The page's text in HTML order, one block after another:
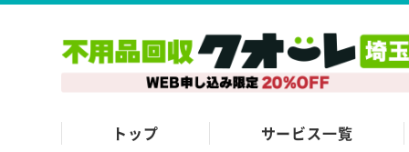
トップ サービス一覧